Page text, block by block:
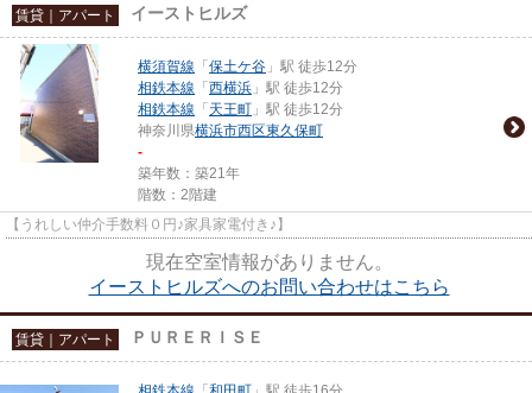
賃貸｜アパート イーストヒルズ
横須賀線 「 保土ケ谷 」駅 徒歩12分
相鉄本線 「 西横浜 」駅 徒歩12分
相鉄本線 「 天王町 」駅 徒歩12分
神奈川県横浜市西区東久保町
-
築年数：築21年
階数：2階建
【うれしい仲介手数料０円♪家具家電付き♪】
現在空室情報がありません。
イーストヒルズへのお問い合わせはこちら
賃貸｜アパート ＰＵＲＥＲＩＳＥ